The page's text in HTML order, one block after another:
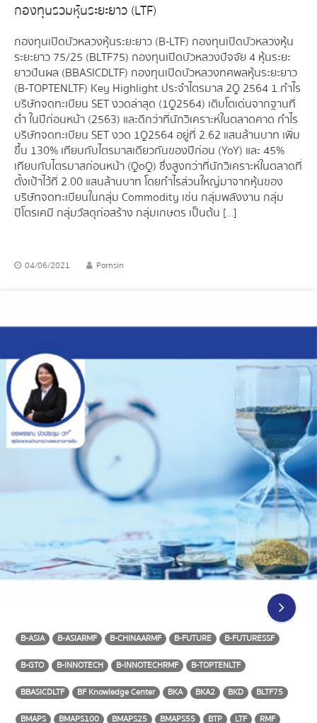
กองทุนรวมหุ้นระยะยาว (LTF)
กองทุนเปิดบัวหลวงหุ้นระยะยาว (B-LTF) กองทุนเปิดบัวหลวงหุ้น
ระยะยาว 75/25 (BLTF75) กองทุนเปิดบัวหลวงปัจจัย 4 หุ้นระยะ
ยาวปันผล (BBASICDLTF) กองทุนเปิดบัวหลวงทศพลหุ้นระยะยาว
(B-TOPTENLTF) Key Highlight ประจำไตรมาส 2Q 2564 1.กำไร
บริษัทจดทะเบียน SET งวดล่าสุด (1Q2564) เติบโตเด่นจากฐานที่
ต่ำ ในปีก่อนหน้า (2563) และดีกว่าที่นักวิเคราะห์ในตลาดคาด กำไร
บริษัทจดทะเบียน SET งวด 1Q2564 อยู่ที่ 2.62 แสนล้านบาท เพิ่ม
ขึ้น 130% เทียบกับไตรมาสเดียวกันของปีก่อน (YoY) และ 45%
เทียบกับไตรมาสก่อนหน้า (QoQ) ซึ่งสูงกว่าที่นักวิเคราะห์ในตลาดที่
ตั้งเป้าไว้ที่ 2.00 แสนล้านบาท โดยกำไรส่วนใหญ่มาจากหุ้นของ
บริษัทจดทะเบียนในกลุ่ม Commodity เช่น กลุ่มพลังงาน กลุ่ม
ปิโตรเคมี กลุ่มวัสดุก่อสร้าง กลุ่มเกษตร เป็นต้น […]
04/06/2021 Pornsin
B-ASIA B-ASIARMF B-CHINAARMF B-FUTURE
B-FUTURESSF
B-GTO
B-INNOTECH B-INNOTECHRMF
B-TOPTENLTF
BBASICDLTF
BF Knowledge Center BKA BKA2 BKD
BLTF75
BMAPS
BMAPS100 BMAPS25 BMAPS55 BTP LTF
RMF